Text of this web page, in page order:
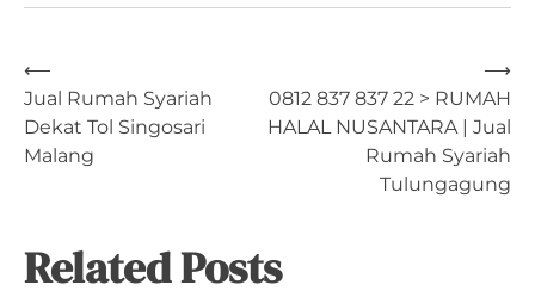
Post
navigation
⟵
Jual Rumah Syariah
Dekat Tol Singosari
Malang
0812 837 837 22 > RUMAH
HALAL NUSANTARA | Jual
Rumah Syariah
Tulungagung
⟶
Related Posts